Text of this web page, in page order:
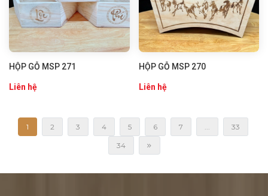
HỘP GỖ MSP 271
Liên hệ
HỘP GỖ MSP 270
Liên hệ
1 2 3 4 5 6 7 ... 33
34